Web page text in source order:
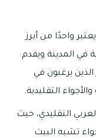
واحدًا من أبرز
في المدينة ويقدم
يرغبون في
التقليدية.
التقليدي، حيث
تشبه البيت